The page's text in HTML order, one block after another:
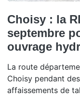
Choisy : la
septembre
ouvrage
La route
Choisy pendant
affaissements de